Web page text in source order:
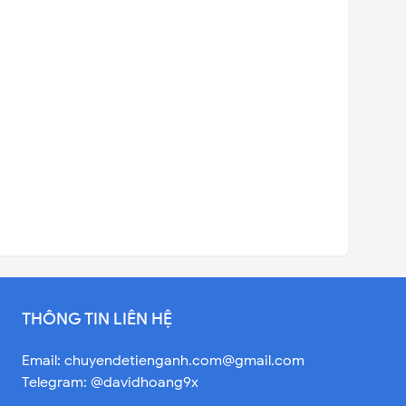
THÔNG TIN LIÊN HỆ
Email: chuyendetienganh.com@gmail.com
Telegram: @davidhoang9x